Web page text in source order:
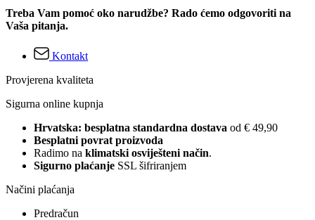
Treba Vam pomoć oko narudžbe? Rado ćemo odgovoriti na
Vaša pitanja.
Kontakt
Provjerena kvaliteta
Sigurna online kupnja
Hrvatska: besplatna standardna dostava od € 49,90
Besplatni povrat proizvoda
Radimo na klimatski osviješteni način.
Sigurno plaćanje SSL šifriranjem
Načini plaćanja
Predračun